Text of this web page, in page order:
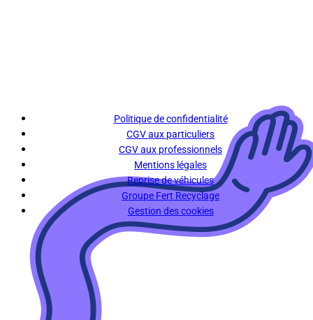
Politique de confidentialité
CGV aux particuliers
CGV aux professionnels
Mentions légales
Reprise de véhicules
Groupe Fert Recyclage
Gestion des cookies